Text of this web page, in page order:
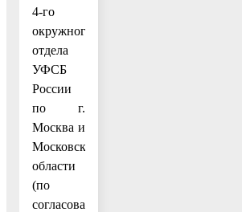
4-го
окружного
отдела
УФСБ
России
по г.
Москва и
Московской
области
(по
согласованию)»;